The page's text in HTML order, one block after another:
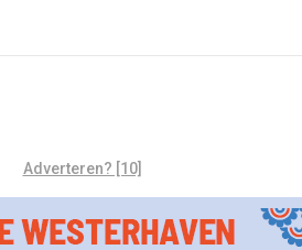
Adverteren? [10]